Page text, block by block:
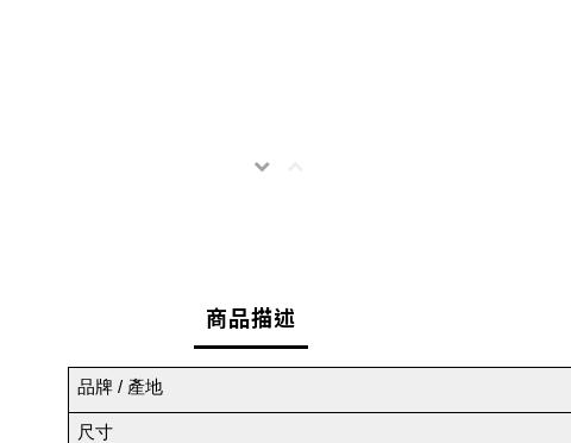
商品描述
品牌 / 產地
尺寸